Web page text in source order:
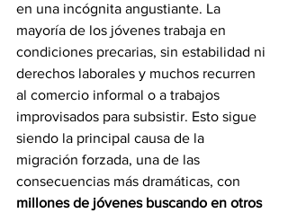
en una incógnita angustiante. La
mayoría de los jóvenes trabaja en
condiciones precarias, sin estabilidad ni
derechos laborales y muchos recurren
al comercio informal o a trabajos
improvisados para subsistir. Esto sigue
siendo la principal causa de la
migración forzada, una de las
consecuencias más dramáticas, con
millones de jóvenes buscando en otros